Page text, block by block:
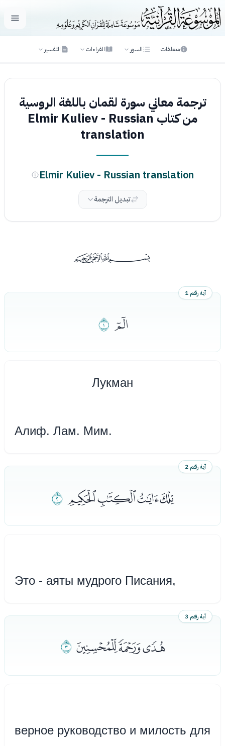
فتح
متعلقات السور القراءات التفسير
ترجمة معاني سورة لقمان باللغة الروسية
من كتاب Elmir Kuliev - Russian
translation
Elmir Kuliev - Russian translation
تبديل الترجمة
ﰡ
آية رقم 1
ﭑ ﭒ
Лукмaн
Алиф. Лам. Мим.
آية رقم 2
ﭓﭔﭕﭖﭗ
Это - аяты мудрого Писания,
آية رقم 3
ﭘﭙﭚﭛ
верное руководство и милость для